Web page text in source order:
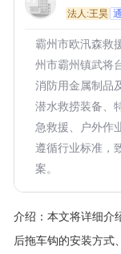
公司
法人:王昊
霸州市欧汛森救
州市霸州镇武将
消防用金属制品
潜水救捞装备、
急救援、户外作
遵循行业标准，
案。
介绍： 本文将详细介
后拖车钩的安装方式